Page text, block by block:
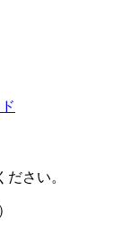
さい。